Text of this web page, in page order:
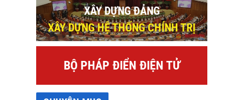
XÂY DỰNG ĐẢNG
XÂY DỰNG HỆ THỐNG CHÍNH TRỊ
BỘ PHÁP ĐIỂN ĐIỆN TỬ